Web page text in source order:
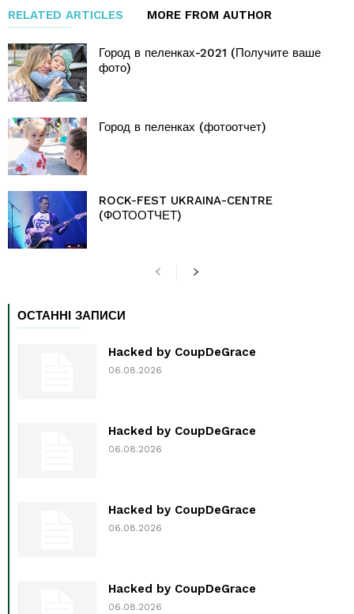
RELATED ARTICLES MORE FROM AUTHOR
Город в пеленках-2021 (Получите ваше
фото)
Город в пеленках (фотоотчет)
ROCK-FEST UKRAINA-CENTRE
(ФОТООТЧЕТ)
ОСТАННІ ЗАПИСИ
Hacked by CoupDeGrace
06.08.2026
Hacked by CoupDeGrace
06.08.2026
Hacked by CoupDeGrace
06.08.2026
Hacked by CoupDeGrace
06.08.2026